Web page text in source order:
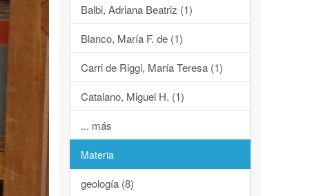
Balbi, Adriana Beatriz (1)
Blanco, María F. de (1)
Carri de Riggi, María Teresa (1)
Catalano, Miguel H. (1)
... más
Materia
geología (8)